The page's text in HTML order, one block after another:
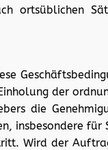
ortsüblichen
der
die
insbesondere
Wird der